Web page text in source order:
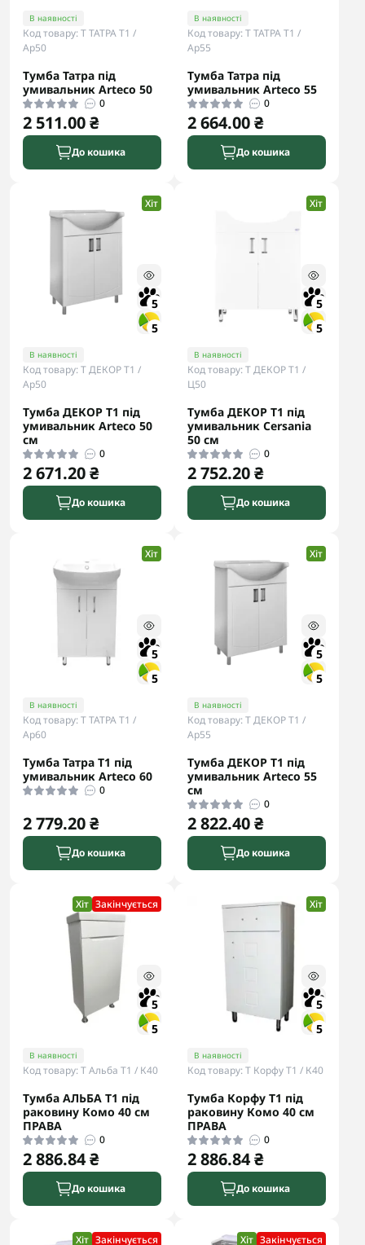
В наявності
Код товару: Т ТАТРА Т1 /
Ар50
Тумба Татра під
умивальник Arteco 50
0
2 511.00 ₴
До кошика
В наявності
Код товару: Т ТАТРА Т1 /
Ар55
Тумба Татра під
умивальник Arteco 55
0
2 664.00 ₴
До кошика
Хіт
5
5
В наявності
Код товару: Т ДЕКОР Т1 /
Ар50
Тумба ДЕКОР Т1 під
умивальник Arteco 50
см
0
2 671.20 ₴
До кошика
Хіт
5
5
В наявності
Код товару: Т ДЕКОР Т1 /
Ц50
Тумба ДЕКОР Т1 під
умивальник Cersania
50 см
0
2 752.20 ₴
До кошика
Хіт
5
5
В наявності
Код товару: Т ТАТРА Т1 /
Ар60
Тумба Татра Т1 під
умивальник Arteco 60
0
2 779.20 ₴
До кошика
Хіт
5
5
В наявності
Код товару: Т ДЕКОР Т1 /
Ар55
Тумба ДЕКОР Т1 під
умивальник Arteco 55
см
0
2 822.40 ₴
До кошика
Хіт Закінчується
5
5
В наявності
Код товару: Т Альба Т1 / К40
Тумба АЛЬБА Т1 під
раковину Комо 40 см
ПРАВА
0
2 886.84 ₴
До кошика
Хіт
5
5
В наявності
Код товару: Т Корфу Т1 / К40
Тумба Корфу Т1 під
раковину Комо 40 см
ПРАВА
0
2 886.84 ₴
До кошика
Хіт Закінчується Хіт Закінчується